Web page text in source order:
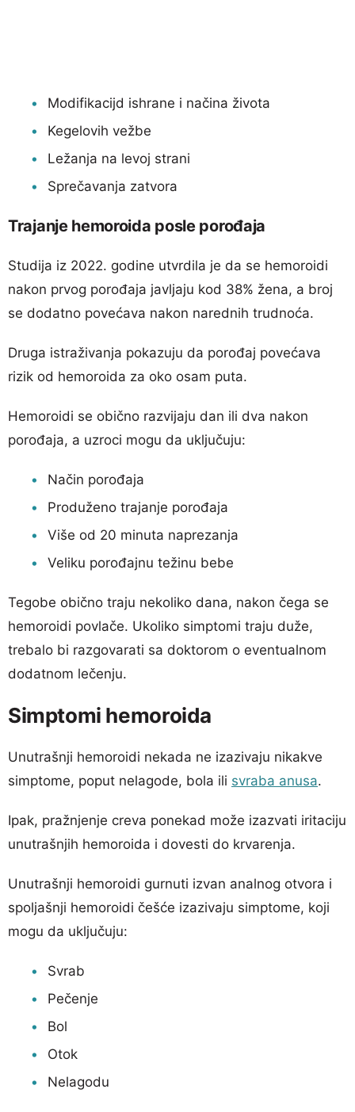
Modifikacijd ishrane i načina života
Kegelovih vežbe
Ležanja na levoj strani
Sprečavanja zatvora
Trajanje hemoroida posle porođaja
Studija iz 2022. godine utvrdila je da se hemoroidi
nakon prvog porođaja javljaju kod 38% žena, a broj
se dodatno povećava nakon narednih trudnoća.
Druga istraživanja pokazuju da porođaj povećava
rizik od hemoroida za oko osam puta.
Hemoroidi se obično razvijaju dan ili dva nakon
porođaja, a uzroci mogu da uključuju:
Način porođaja
Produženo trajanje porođaja
Više od 20 minuta naprezanja
Veliku porođajnu težinu bebe
Tegobe obično traju nekoliko dana, nakon čega se
hemoroidi povlače. Ukoliko simptomi traju duže,
trebalo bi razgovarati sa doktorom o eventualnom
dodatnom lečenju.
Simptomi hemoroida
Unutrašnji hemoroidi nekada ne izazivaju nikakve
simptome, poput nelagode, bola ili svraba anusa.
Ipak, pražnjenje creva ponekad može izazvati iritaciju
unutrašnjih hemoroida i dovesti do krvarenja.
Unutrašnji hemoroidi gurnuti izvan analnog otvora i
spoljašnji hemoroidi češće izazivaju simptome, koji
mogu da uključuju:
Svrab
Pečenje
Bol
Otok
Nelagodu